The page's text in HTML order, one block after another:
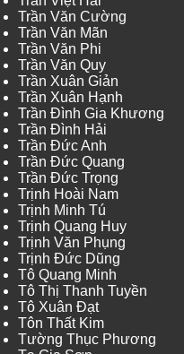
Trần Văn Cường
Trần Văn Mãn
Trần Văn Phi
Trần Văn Quy
Trần Xuân Giản
Trần Xuân Hạnh
Trần Đình Gia Khương
Trần Đình Hải
Trần Đức Anh
Trần Đức Quang
Trần Đức Trọng
Trịnh Hoài Nam
Trịnh Minh Tú
Trịnh Quang Huy
Trịnh Văn Phụng
Trịnh Đức Dũng
Tô Quang Minh
Tô Thị Thanh Tuyền
Tô Xuân Đạt
Tôn Thất Kim
Tường Thục Phương